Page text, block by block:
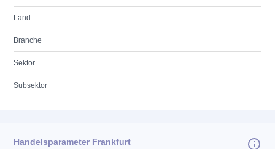
Land
Branche
Sektor
Subsektor
Handelsparameter Frankfurt